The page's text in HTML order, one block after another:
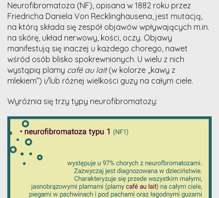
Neurofibromatoza (NF), opisana w 1882 roku przez
Friedricha Daniela Von Recklinghausena, jest mutacją,
na którą składa się zespół objawów wpływających m.in.
na skórę, układ nerwowy, kości, oczy. Objawy
manifestują się inaczej u każdego chorego, nawet
wśród osób blisko spokrewnionych. U wielu z nich
wystąpią plamy café au lait(w kolorze „kawy z
mlekiem”) i/lub różnej wielkości guzy na całym ciele.
Wyróżnia się trzy typy neurofibromatozy: